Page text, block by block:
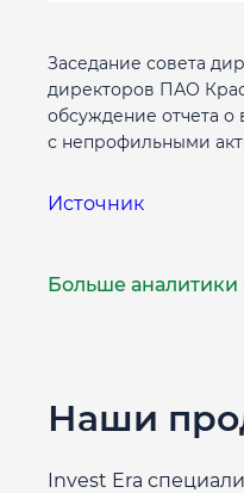
Заседание совета
директоров ПАО
обсуждение отчета о
с непрофильными
Источник
Больше аналитики
Наши
Invest Era